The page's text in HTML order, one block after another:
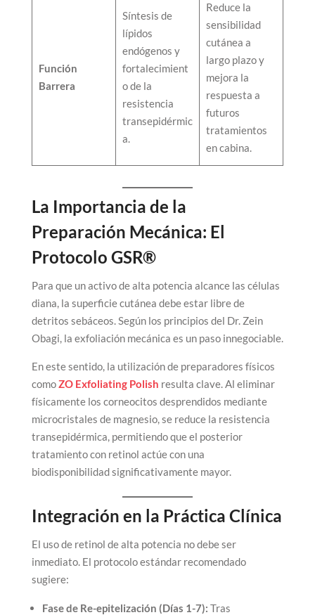
Función
Barrera
Síntesis de
lípidos
endógenos y
fortalecimient
o de la
resistencia
transepidérmic
a.
Reduce la
sensibilidad
cutánea a
largo plazo y
mejora la
respuesta a
futuros
tratamientos
en cabina.
La Importancia de la
Preparación Mecánica: El
Protocolo GSR®
Para que un activo de alta potencia alcance las células
diana, la superficie cutánea debe estar libre de
detritos sebáceos. Según los principios del Dr. Zein
Obagi, la exfoliación mecánica es un paso innegociable.
En este sentido, la utilización de preparadores físicos
comoZO Exfoliating Polish resulta clave. Al eliminar
físicamente los corneocitos desprendidos mediante
microcristales de magnesio, se reduce la resistencia
transepidérmica, permitiendo que el posterior
tratamiento con retinol actúe con una
biodisponibilidad significativamente mayor.
Integración en la Práctica Clínica
El uso de retinol de alta potencia no debe ser
inmediato. El protocolo estándar recomendado
sugiere:
Fase de Re-epitelización (Días 1-7): Tras